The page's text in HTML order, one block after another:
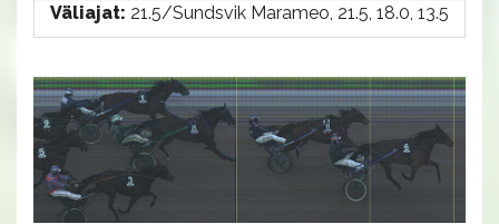
Väliajat: 21.5/Sundsvik Marameo, 21.5, 18.0, 13.5